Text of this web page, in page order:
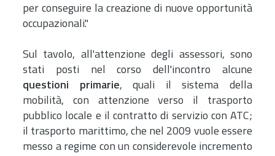
per conseguire la creazione di nuove opportunità
occupazionali."
Sul tavolo, all'attenzione degli assessori, sono
stati posti nel corso dell'incontro alcune
questioni primarie, quali il sistema della
mobilità, con attenzione verso il trasporto
pubblico locale e il contratto di servizio con ATC;
il trasporto marittimo, che nel 2009 vuole essere
messo a regime con un considerevole incremento